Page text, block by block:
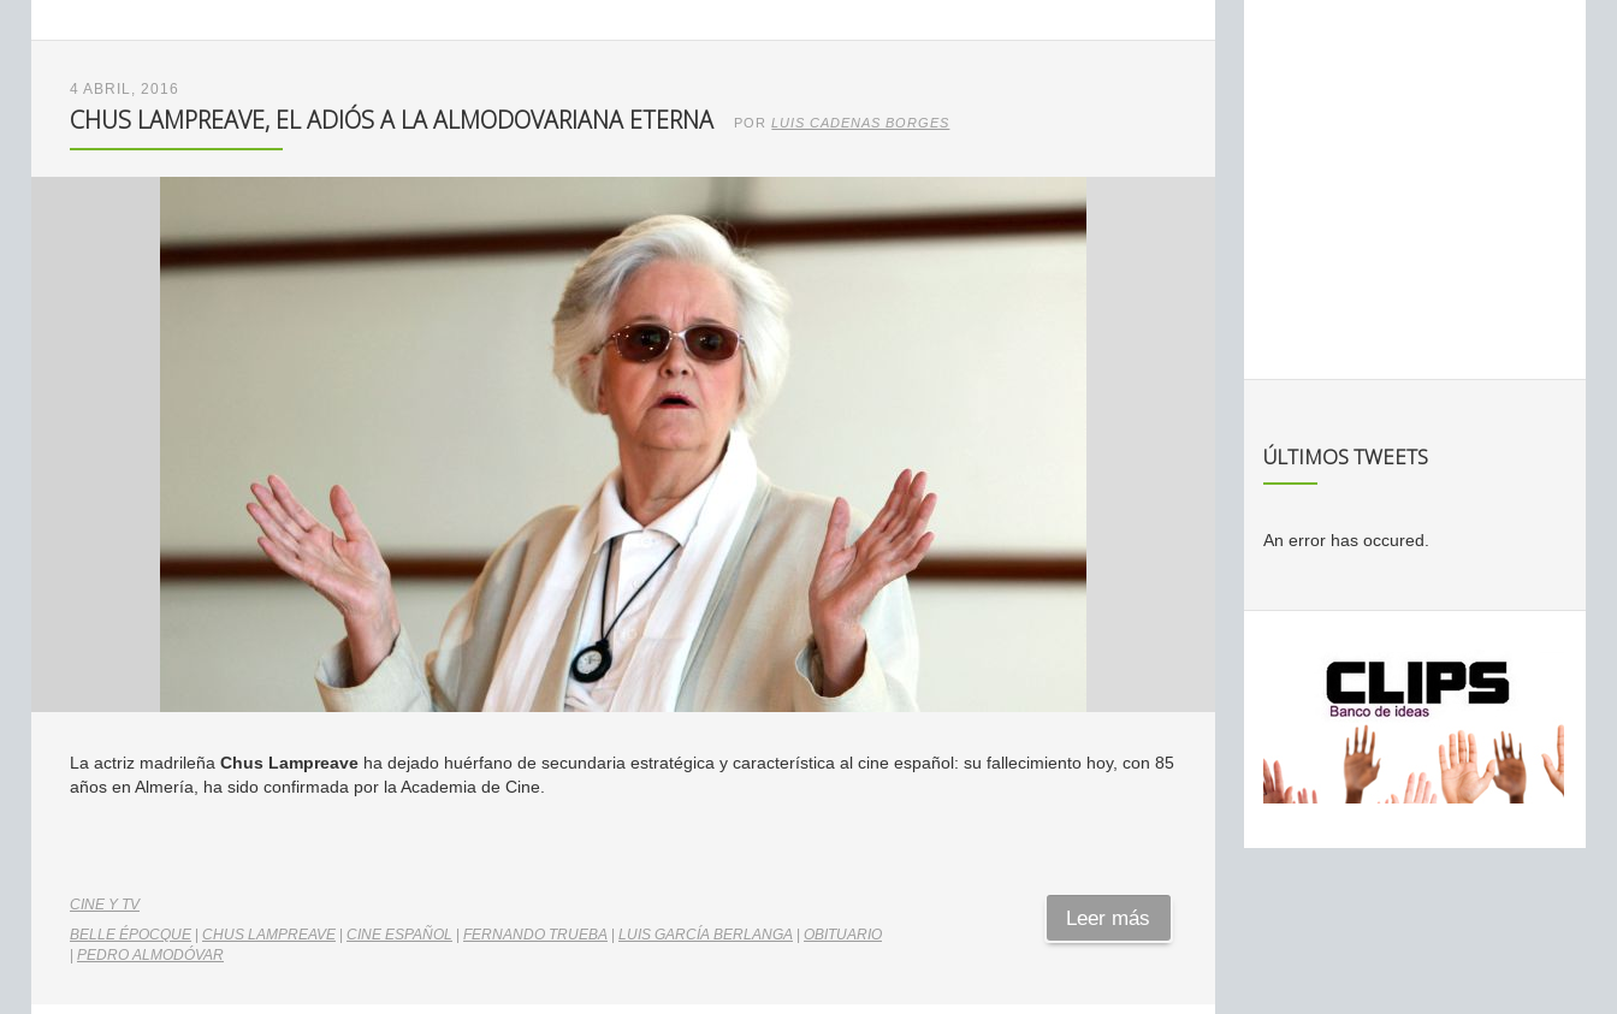
4 ABRIL, 2016
CHUS LAMPREAVE, EL ADIÓS A LA ALMODOVARIANA ETERNA PORLUIS CADENAS BORGES
La actriz madrileña Chus Lampreave ha dejado huérfano de secundaria estratégica y característica al cine español: su fallecimiento hoy, con 85
años en Almería, ha sido confirmada por la Academia de Cine.
CINE Y TV
BELLE ÉPOCQUE
CHUS LAMPREAVE CINE ESPAÑOL FERNANDO TRUEBA LUIS GARCÍA BERLANGA
OBITUARIO
PEDRO ALMODÓVAR
Leer más
ÚLTIMOS TWEETS
An error has occured.